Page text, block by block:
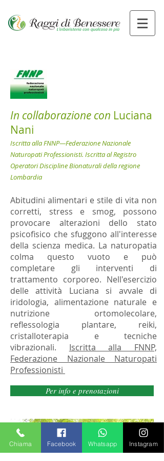
In collaborazione con Luciana
Nani
Iscritta alla FNNP—Federazione Nazionale
Naturopati Professionisti. Iscritta al Registro
Operatori Discipline Bionaturali della regione
Lombardia
Abitudini alimentari e stile di vita non
corretti, stress e smog, possono
provocare alterazioni dello stato
psicofisico che sfuggono all'interesse
della scienza medica. La naturopatia
colma questo vuoto e può
completare gli interventi di
trattamento corporeo. Nell'esercizio
delle attività Luciana si avvale di
iridologia, alimentazione naturale e
nutrizione ortomolecolare,
reflessologia plantare, reiki,
cristalloterapia e tecniche
vibrazionali. Iscritta alla FNNP,
Federazione Nazionale Naturopati
Professionisti
Per info e prenotazioni
Chiama Facebook Whatsapp Instagram